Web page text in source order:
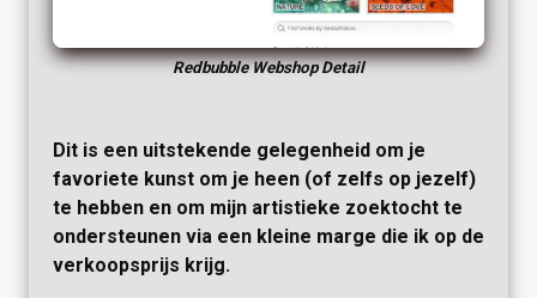
Redbubble Webshop Detail
Dit is een uitstekende gelegenheid om je
favoriete kunst om je heen (of zelfs op jezelf)
te hebben en om mijn artistieke zoektocht te
ondersteunen via een kleine marge die ik op de
verkoopsprijs krijg.